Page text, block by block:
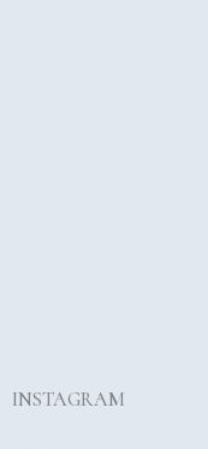
INSTAGRAM